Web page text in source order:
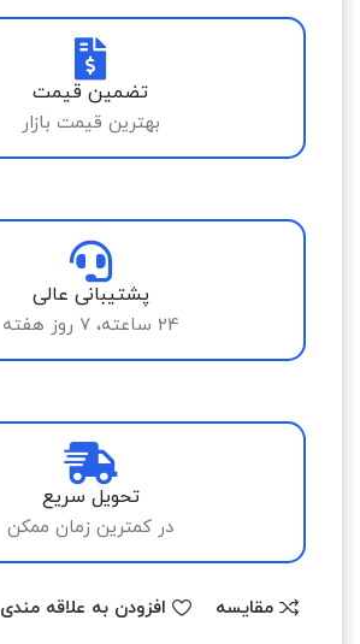
تضمین قیمت
بهترین قیمت بازار
پشتیبانی عالی
24 ساعته، 7 روز هفته
تحویل سریع
در کمترین زمان ممکن
مقایسه افزودن به علاقه مندی